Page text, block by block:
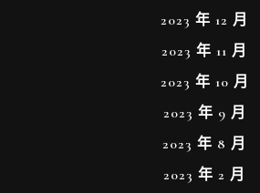
2023 年 12 月
2023 年 11 月
2023 年 10 月
2023 年 9 月
2023 年 8 月
2023 年 2 月